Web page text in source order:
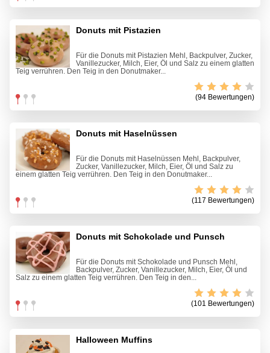
Donuts mit Pistazien
Für die Donuts mit Pistazien Mehl, Backpulver, Zucker,
Vanillezucker, Milch, Eier, Öl und Salz zu einem glatten
Teig verrühren. Den Teig in den Donutmaker...
(94 Bewertungen)
Donuts mit Haselnüssen
Für die Donuts mit Haselnüssen Mehl, Backpulver,
Zucker, Vanillezucker, Milch, Eier, Öl und Salz zu
einem glatten Teig verrühren. Den Teig in den Donutmaker...
(117 Bewertungen)
Donuts mit Schokolade und Punsch
Für die Donuts mit Schokolade und Punsch Mehl,
Backpulver, Zucker, Vanillezucker, Milch, Eier, Öl und
Salz zu einem glatten Teig verrühren. Den Teig in den...
(101 Bewertungen)
Halloween Muffins